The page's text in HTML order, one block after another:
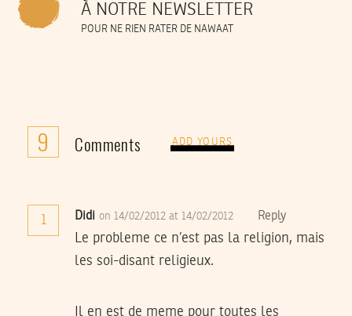
À NOTRE NEWSLETTER
POUR NE RIEN RATER DE NAWAAT
9 Comments ADD YOURS
1 Didi on 14/02/2012 at 14/02/2012 Reply
Le probleme ce n’est pas la religion, mais
les soi-disant religieux.
Il en est de meme pour toutes les